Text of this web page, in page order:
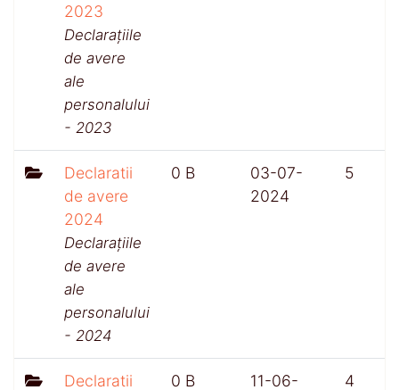
2023
Declarațiile
de avere
ale
personalului
- 2023
Declaratii
de avere
2024
Declarațiile
de avere
ale
personalului
- 2024
0 B
03-07-
2024
5
Declaratii
0 B
11-06-
4